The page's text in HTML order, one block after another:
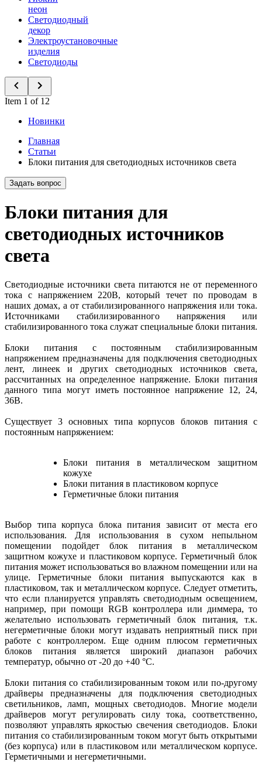
неон
Светодиодный
декор
Электроустановочные
изделия
Светодиоды
Item 1 of 12
Новинки
Главная
Статьи
Блоки питания для светодиодных источников света
Задать вопрос
Блоки питания для
светодиодных источников
света
Светодиодные источники света питаются не от переменного
тока с напряжением 220В, который течет по проводам в
наших домах, а от стабилизированного напряжения или тока.
Источниками стабилизированного напряжения или
стабилизированного тока служат специальные блоки питания.
Блоки питания с постоянным стабилизированным
напряжением предназначены для подключения светодиодных
лент, линеек и других светодиодных источников света,
рассчитанных на определенное напряжение. Блоки питания
данного типа могут иметь постоянное напряжение 12, 24,
36В.
Существует 3 основных типа корпусов блоков питания с
постоянным напряжением:
Блоки питания в металлическом защитном
кожухе
Блоки питания в пластиковом корпусе
Герметичные блоки питания
Выбор типа корпуса блока питания зависит от места его
использования. Для использования в сухом непыльном
помещении подойдет блок питания в металлическом
защитном кожухе и пластиковом корпусе. Герметичный блок
питания может использоваться во влажном помещении или на
улице. Герметичные блоки питания выпускаются как в
пластиковом, так и металлическом корпусе. Следует отметить,
что если планируется управлять светодиодным освещением,
например, при помощи RGB контроллера или диммера, то
желательно использовать герметичный блок питания, т.к.
негерметичные блоки могут издавать неприятный писк при
работе с контроллером. Еще одним плюсом герметичных
блоков питания является широкий диапазон рабочих
температур, обычно от -20 до +40 °C.
Блоки питания со стабилизированным током или по-другому
драйверы предназначены для подключения светодиодных
светильников, ламп, мощных светодиодов. Многие модели
драйверов могут регулировать силу тока, соответственно,
позволяют управлять яркостью свечения светодиодов. Блоки
питания со стабилизированным током могут быть открытыми
(без корпуса) или в пластиковом или металлическом корпусе.
Герметичными и негерметичными.